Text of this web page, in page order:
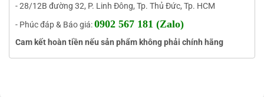
- 28/12B đường 32, P. Linh Đông, Tp. Thủ Đức, Tp. HCM
- Phúc đáp & Báo giá:0902 567 181 (Zalo)
Cam kết hoàn tiền nếu sản phẩm không phải chính hãng